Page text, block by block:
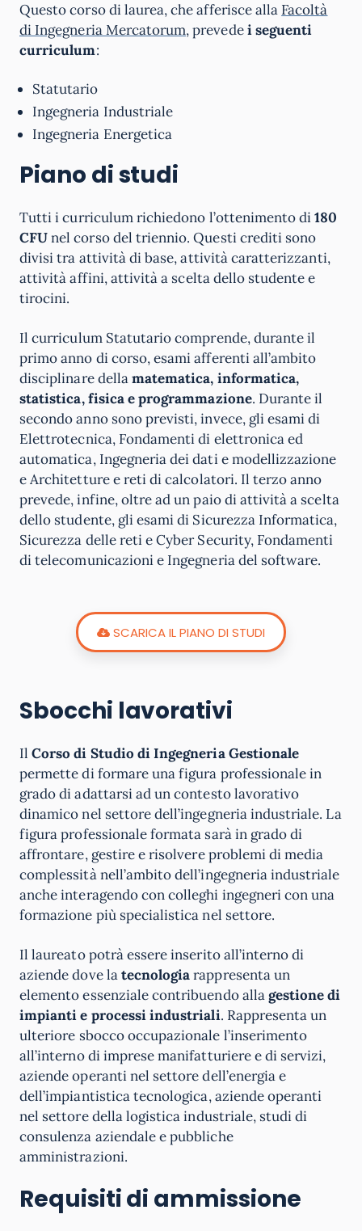
Questo corso di laurea, che afferisce alla Facoltà
di Ingegneria Mercatorum, prevedei seguenti
curriculum:
Statutario
Ingegneria Industriale
Ingegneria Energetica
Piano di studi
Tutti i curriculum richiedono l’ottenimento di180
CFUnel corso del triennio. Questi crediti sono
divisi tra attività di base, attività caratterizzanti,
attività affini, attività a scelta dello studente e
tirocini.
Il curriculum Statutario comprende, durante il
primo anno di corso, esami afferenti all’ambito
disciplinare dellamatematica, informatica,
statistica, fisica e programmazione. Durante il
secondo anno sono previsti, invece, gli esami di
Elettrotecnica, Fondamenti di elettronica ed
automatica, Ingegneria dei dati e modellizzazione
e Architetture e reti di calcolatori. Il terzo anno
prevede, infine, oltre ad un paio di attività a scelta
dello studente, gli esami di Sicurezza Informatica,
Sicurezza delle reti e Cyber Security, Fondamenti
di telecomunicazioni e Ingegneria del software.
SCARICA IL PIANO DI STUDI
Sbocchi lavorativi
IlCorso di Studio di Ingegneria Gestionale
permette di formare una figura professionale in
grado di adattarsi ad un contesto lavorativo
dinamico nel settore dell’ingegneria industriale. La
figura professionale formata sarà in grado di
affrontare, gestire e risolvere problemi di media
complessità nell’ambito dell’ingegneria industriale
anche interagendo con colleghi ingegneri con una
formazione più specialistica nel settore.
Il laureato potrà essere inserito all’interno di
aziende dove latecnologiarappresenta un
elemento essenziale contribuendo allagestione di
impianti e processi industriali. Rappresenta un
ulteriore sbocco occupazionale l’inserimento
all’interno di imprese manifatturiere e di servizi,
aziende operanti nel settore dell’energia e
dell’impiantistica tecnologica, aziende operanti
nel settore della logistica industriale, studi di
consulenza aziendale e pubbliche
amministrazioni.
Requisiti di ammissione